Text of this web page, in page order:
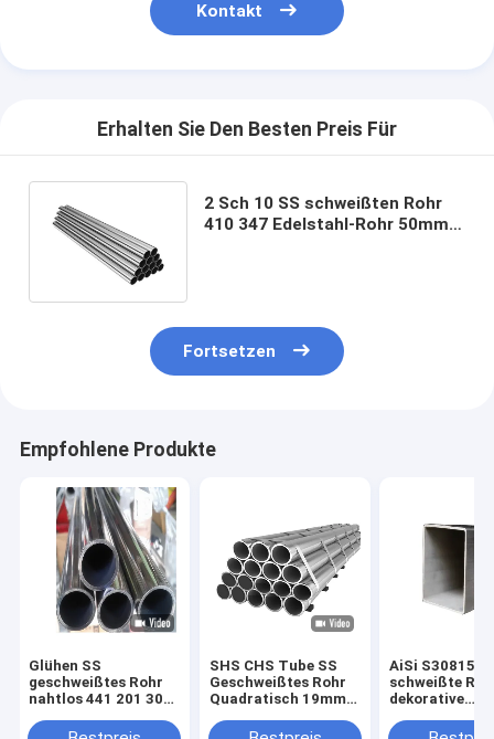
Kontakt
Erhalten Sie Den Besten Preis Für
2 Sch 10 SS schweißten Rohr
410 347 Edelstahl-Rohr 50mm
Fortsetzen
Empfohlene Produkte
Glühen SS
geschweißtes Rohr
nahtlos 441 201 304
Spiegel BA Finish
SHS CHS Tube SS
Geschweißtes Rohr
Quadratisch 19mm
430 316L
AiSi S30815
schweißte
dekorative
kaltgewalzt